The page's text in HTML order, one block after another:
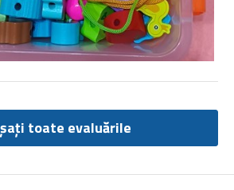
toate evaluările